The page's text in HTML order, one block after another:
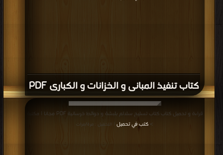
كتاب تنفيذ المبانى و الخزانات و الكبارى PDF
قراءة و تحميل كتاب كتاب تسليح سلالم بلبشة و حوائط خرسانية PDF مجانا | مكتبة
> كتب في تحميل | التحميل : مرة/مرات